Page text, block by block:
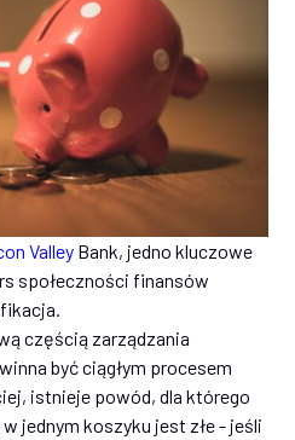
Valley Bank, jedno kluczowe
społeczności finansów
częścią zarządzania
być ciągłym procesem
istnieje powód, dla którego
jednym koszyku jest złe - jeśli